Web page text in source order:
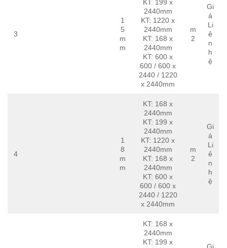
3
1
5
m
m
KT: 199 x
2440mm
KT: 1220 x
2440mm
KT: 168 x
2440mm
KT: 600 x
600 / 600 x
2440 / 1220
x 2440mm
m
2
Gi
á
Li
ê
n
h
ệ
4
1
8
m
m
KT: 168 x
2440mm
KT: 199 x
2440mm
KT: 1220 x
2440mm
KT: 168 x
2440mm
KT: 600 x
600 / 600 x
2440 / 1220
x 2440mm
m
2
Gi
á
Li
ê
n
h
ệ
KT: 168 x
2440mm
KT: 199 x
Gi